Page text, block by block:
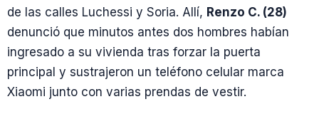
de las calles Luchessi y Soria. Allí, Renzo C. (28)
denunció que minutos antes dos hombres habían
ingresado a su vivienda tras forzar la puerta
principal y sustrajeron un teléfono celular marca
Xiaomi junto con varias prendas de vestir.